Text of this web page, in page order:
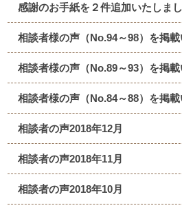
感謝のお手紙を２件追加いたしまし
相談者様の声（No.94～98）を掲載
相談者様の声（No.89～93）を掲載
相談者様の声（No.84～88）を掲載
相談者の声2018年12月
相談者の声2018年11月
相談者の声2018年10月